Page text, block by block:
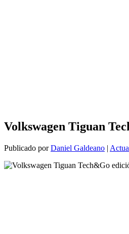
Volkswagen Tiguan
Publicado porDaniel Galdeano |